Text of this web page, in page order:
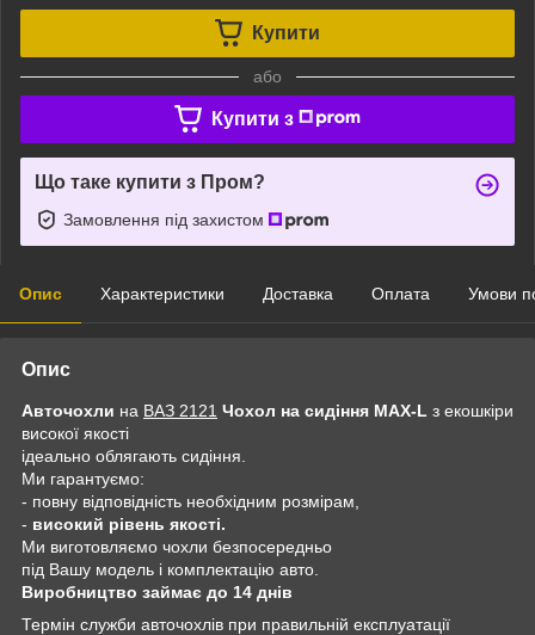
Купити
або
Купити з
Що таке купити з Пром?
Замовлення під захистом
Опис Характеристики Доставка Оплата Умови
Опис
Авточохли на ВАЗ 2121 Чохол на сидіння MAX-L з екошкіри
високої якості
ідеально облягають сидіння.
Ми гарантуємо:
- повну відповідність необхідним розмірам,
- високий рівень якості.
Ми виготовляємо чохли безпосередньо
під Вашу модель і комплектацію авто.
Виробництво займає до 14 днів
Термін служби авточохлів при правильній експлуатації